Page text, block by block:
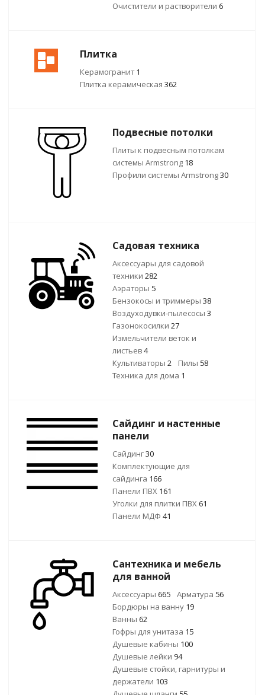
Очистители и растворители 6
Плитка
Керамогранит1
Плитка керамическая 362
Подвесные потолки
Плиты к подвесным потолкам
системы Armstrong 18
Профили системы Armstrong30
Садовая техника
Аксессуары для садовой
техники 282
Аэраторы 5
Бензокосы и триммеры 38
Воздуходувки-пылесосы 3
Газонокосилки 27
Измельчители веток и
листьев4
Культиваторы 2 Пилы 58
Техника для дома 1
Сайдинг и настенные
панели
Сайдинг30
Комплектующие для
сайдинга 166
Панели ПВХ 161
Уголки для плитки ПВХ61
Панели МДФ 41
Сантехника и мебель
для ванной
Аксессуары 665 Арматура 56
Бордюры на ванну 19
Ванны 62
Гофры для унитаза 15
Душевые кабины 100
Душевые лейки 94
Душевые стойки, гарнитуры и
держатели 103